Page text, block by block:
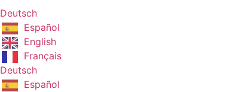
Deutsch
Español
English
Français
Deutsch
Español